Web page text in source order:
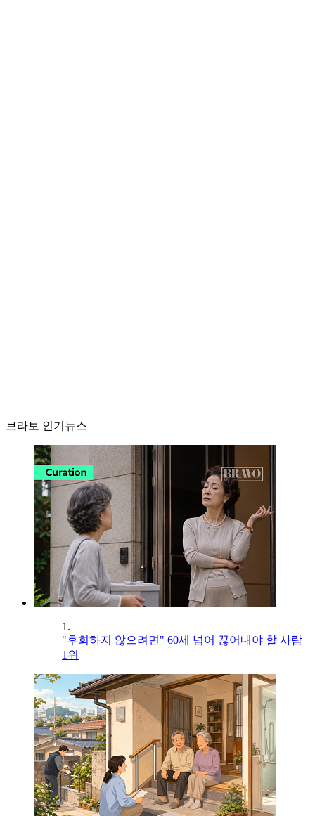
브라보 인기뉴스
1.
"후회하지 않으려면" 60세 넘어 끊어내야 할 사람
1위